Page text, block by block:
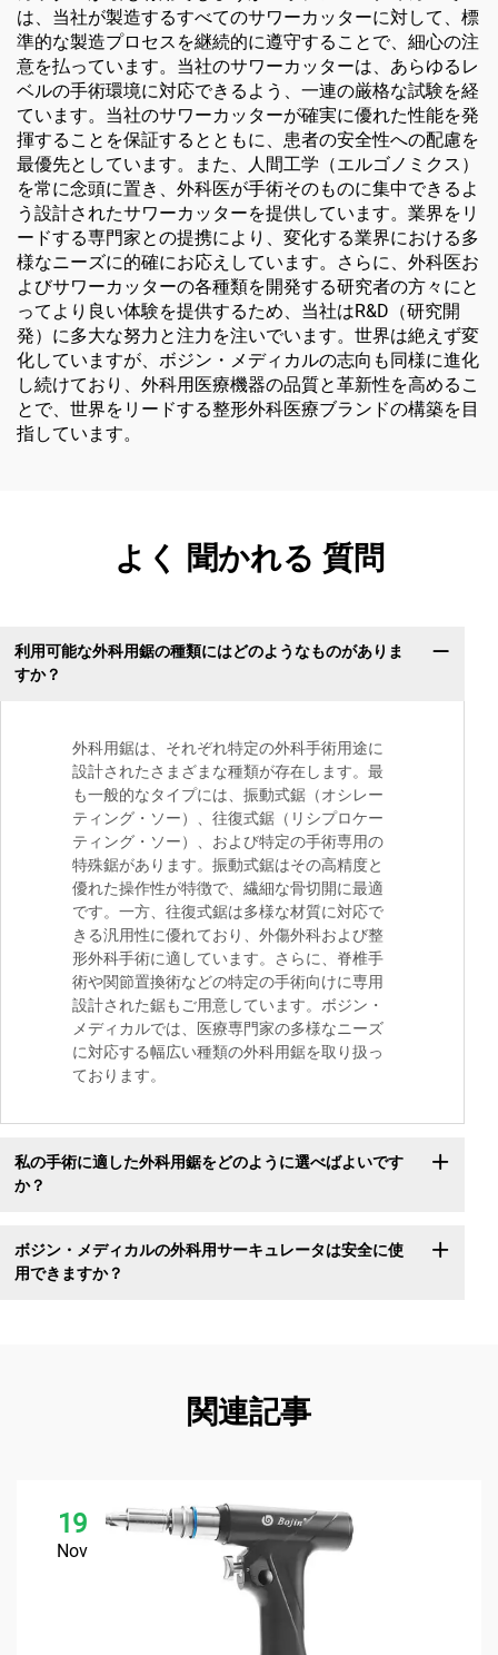
は、当社が製造するすべてのサワーカッターに対して、標
準的な製造プロセスを継続的に遵守することで、細心の注
意を払っています。当社のサワーカッターは、あらゆるレ
ベルの手術環境に対応できるよう、一連の厳格な試験を経
ています。当社のサワーカッターが確実に優れた性能を発
揮することを保証するとともに、患者の安全性への配慮を
最優先としています。また、人間工学（エルゴノミクス）
を常に念頭に置き、外科医が手術そのものに集中できるよ
う設計されたサワーカッターを提供しています。業界をリ
ードする専門家との提携により、変化する業界における多
様なニーズに的確にお応えしています。さらに、外科医お
よびサワーカッターの各種類を開発する研究者の方々にと
ってより良い体験を提供するため、当社はR&D（研究開
発）に多大な努力と注力を注いでいます。世界は絶えず変
化していますが、ボジン・メディカルの志向も同様に進化
し続けており、外科用医療機器の品質と革新性を高めるこ
とで、世界をリードする整形外科医療ブランドの構築を目
指しています。
よく 聞かれる 質問
利用可能な外科用鋸の種類にはどのようなものがありま
すか？
外科用鋸は、それぞれ特定の外科手術用途に
設計されたさまざまな種類が存在します。最
も一般的なタイプには、振動式鋸（オシレー
ティング・ソー）、往復式鋸（リシプロケー
ティング・ソー）、および特定の手術専用の
特殊鋸があります。振動式鋸はその高精度と
優れた操作性が特徴で、繊細な骨切開に最適
です。一方、往復式鋸は多様な材質に対応で
きる汎用性に優れており、外傷外科および整
形外科手術に適しています。さらに、脊椎手
術や関節置換術などの特定の手術向けに専用
設計された鋸もご用意しています。ボジン・
メディカルでは、医療専門家の多様なニーズ
に対応する幅広い種類の外科用鋸を取り扱っ
ております。
私の手術に適した外科用鋸をどのように選べばよいです
か？
ボジン・メディカルの外科用サーキュレータは安全に使
用できますか？
関連記事
19
Nov